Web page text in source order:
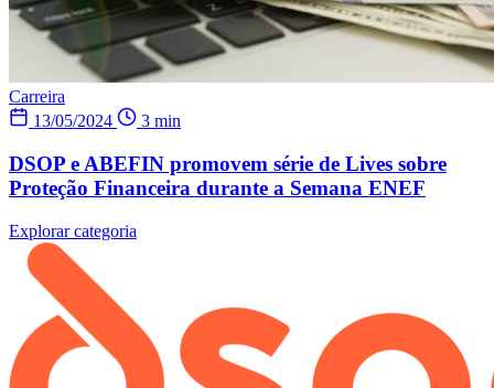
Carreira
13/05/2024
3 min
DSOP e ABEFIN promovem série de Lives sobre
Proteção Financeira durante a Semana ENEF
Explorar categoria